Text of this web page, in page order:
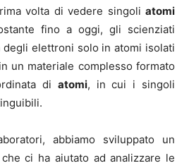
volta di vedere singoli atomi
fino a oggi, gli scienziati
degli elettroni solo in atomi isolati
un materiale complesso formato
di atomi, in cui i singoli
abbiamo sviluppato un
ci ha aiutato ad analizzare le